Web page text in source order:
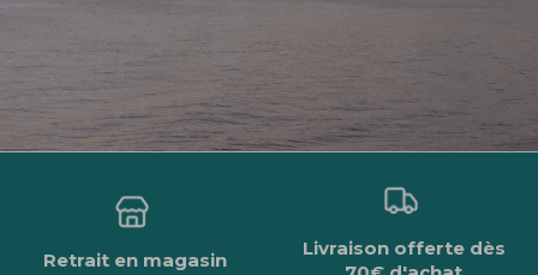
Retrait en magasin
Livraison offerte dès